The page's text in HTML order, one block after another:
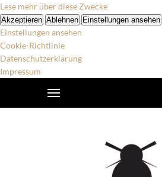
Lese mehr über diese Zwecke
Akzeptieren Ablehnen Einstellungen ansehen
Einstellungen ansehen
Cookie-Richtlinie
Datenschutzerklärung
Impressum